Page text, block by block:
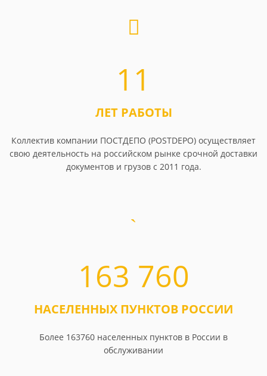
11
ЛЕТ РАБОТЫ
Коллектив компании ПОСТДЕПО (POSTDEPO) осуществляет
свою деятельность на российском рынке срочной доставки
документов и грузов с 2011 года.
163 760
НАСЕЛЕННЫХ ПУНКТОВ РОССИИ
Более 163760 населенных пунктов в России в
обслуживании